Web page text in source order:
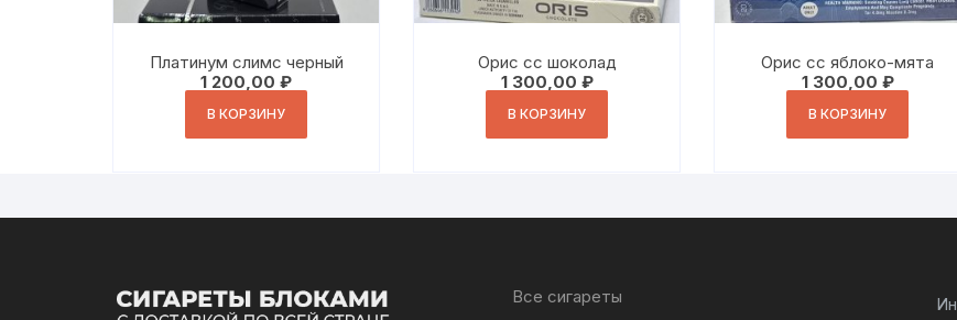
Платинум слимс черный
1 200,00 ₽
В КОРЗИНУ
Орис сс шоколад
1 300,00 ₽
В КОРЗИНУ
Орис сс яблоко-мята
1 300,00 ₽
В КОРЗИНУ
Все сигареты